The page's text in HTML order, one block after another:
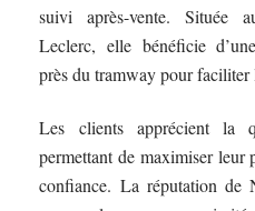
suivi après-vente. Située
Leclerc, elle bénéficie
près du tramway pour faciliter
Les clients apprécient la
permettant de maximiser
confiance. La réputation de